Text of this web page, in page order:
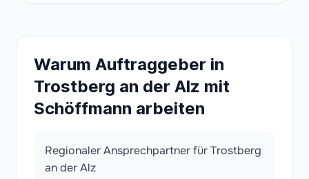
Warum Auftraggeber in
Trostberg an der Alz mit
Schöffmann arbeiten
Regionaler Ansprechpartner für Trostberg
an der Alz